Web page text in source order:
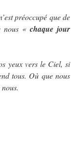
préoccupé que de
nous «chaque jour
yeux vers le Ciel, si
tous. Où que nous